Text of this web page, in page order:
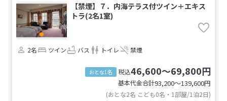
【禁煙】７．内海テラス付ツイン＋エキス
トラ(2名1室)
2名 ツイン バス トイレ 禁煙
おとな1名 税込46,600～69,800円
基本代金合計93,200〜139,600円
(おとな2名 こども0名・1部屋/1泊2日)